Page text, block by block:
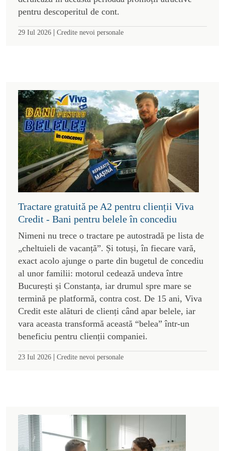
pentru descoperitul de cont.
29 Iul 2026 | Credite nevoi personale
Tractare gratuită pe A2 pentru clienții Viva
Credit - Bani pentru belele în concediu
Nimeni nu trece o tractare pe autostradă pe lista de
„cheltuieli de vacanță”. Și totuși, în fiecare vară,
exact acolo ajunge o parte din bugetul de concediu
al unor familii: motorul cedează undeva între
București și Constanța, iar drumul spre mare se
termină pe platformă, contra cost. De 15 ani, Viva
Credit este alături de clienți când apar belele, iar
vara aceasta transformă această “belea” într-un
beneficiu pentru clienții companiei.
23 Iul 2026 | Credite nevoi personale